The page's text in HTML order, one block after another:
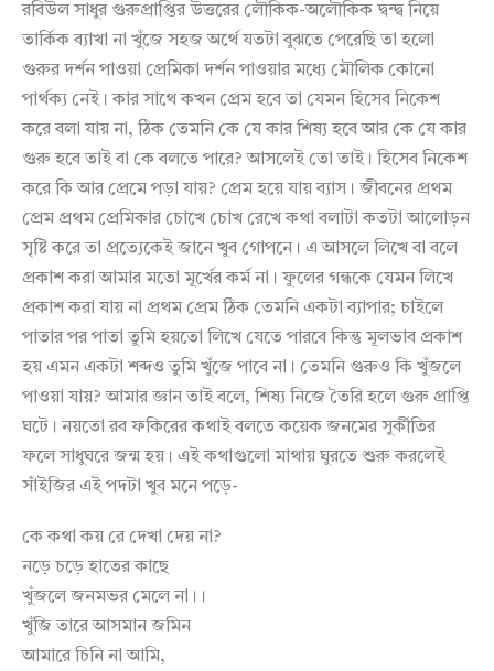
রবিউল সাধুর গুরুপ্রাপ্তির উত্তরের লৌকিক-অলৌকিক দ্বন্দ্ব নিয়ে
তার্কিক ব্যাখা না খুঁজে সহজ অর্থে যতটা বুঝতে পেরেছি তা হলো
গুরুর দর্শন পাওয়া প্রেমিকা দর্শন পাওয়ার মধ্যে মৌলিক কোনো
পার্থক্য নেই। কার সাথে কখন প্রেম হবে তা যেমন হিসেব নিকেশ
করে বলা যায় না, ঠিক তেমনি কে যে কার শিষ্য হবে আর কে যে কার
গুরু হবে তাই বা কে বলতে পারে? আসলেই তো তাই। হিসেব নিকেশ
করে কি আর প্রেমে পড়া যায়? প্রেম হয়ে যায় ব্যাস। জীবনের প্রথম
প্রেম প্রথম প্রেমিকার চোখে চোখ রেখে কথা বলাটা কতটা আলোড়ন
সৃষ্টি করে তা প্রত্যেকেই জানে খুব গোপনে। এ আসলে লিখে বা বলে
প্রকাশ করা আমার মতো মূর্খের কর্ম না। ফুলের গন্ধকে যেমন লিখে
প্রকাশ করা যায় না প্রথম প্রেম ঠিক তেমনি একটা ব্যাপার; চাইলে
পাতার পর পাতা তুমি হয়তো লিখে যেতে পারবে কিন্তু মূলভাব প্রকাশ
হয় এমন একটা শব্দও তুমি খুঁজে পাবে না। তেমনি গুরুও কি খুঁজলে
পাওয়া যায়? আমার জ্ঞান তাই বলে, শিষ্য নিজে তৈরি হলে গুরু প্রাপ্তি
ঘটে। নয়তো রব ফকিরের কথাই বলতে কয়েক জনমের সুর্কীতির
ফলে সাধুঘরে জন্ম হয়। এই কথাগুলো মাথায় ঘুরতে শুরু করলেই
সাঁইজির এই পদটা খুব মনে পড়ে-
কে কথা কয় রে দেখা দেয় না?
নড়ে চড়ে হাতের কাছে
খুঁজলে জনমভর মেলে না।।
খুঁজি তারে আসমান জমিন
আমারে চিনি না আমি,